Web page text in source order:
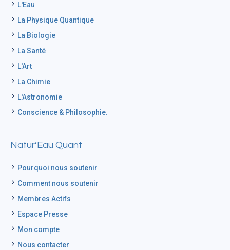
L'Eau
La Physique Quantique
La Biologie
La Santé
L'Art
La Chimie
L'Astronomie
Conscience & Philosophie.
Natur’Eau Quant
Pourquoi nous soutenir
Comment nous soutenir
Membres Actifs
Espace Presse
Mon compte
Nous contacter